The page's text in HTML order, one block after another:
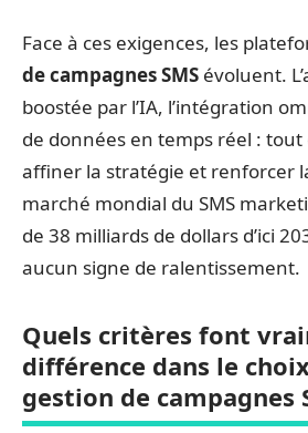
Face à ces exigences, les
de campagnes SMS évoluent.
boostée par l’IA, l’intégration
de données en temps réel :
affiner la stratégie et renforcer
marché mondial du SMS
de 38 milliards de dollars d’ici
aucun signe de ralentissement.
Quels critères font
différence dans le
gestion de campagnes